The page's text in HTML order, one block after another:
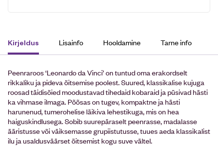
Kirjeldus Lisainfo Hooldamine Tarne info
Peenraroos ‘Leonardo da Vinci’ on tuntud oma erakordselt
rikkaliku ja pideva õitsemise poolest. Suured, klassikalise kujuga
roosad täidisõied moodustavad tihedaid kobaraid ja püsivad hästi
ka vihmase ilmaga. Põõsas on tugev, kompaktne ja hästi
harunenud, tumerohelise läikiva lehestikuga, mis on hea
haiguskindlusega. Sobib suurepäraselt peenrasse, madalasse
ääristusse või väiksemasse grupiistutusse, tuues aeda klassikalist
ilu ja usaldusväärset õitsemist kogu suve vältel.